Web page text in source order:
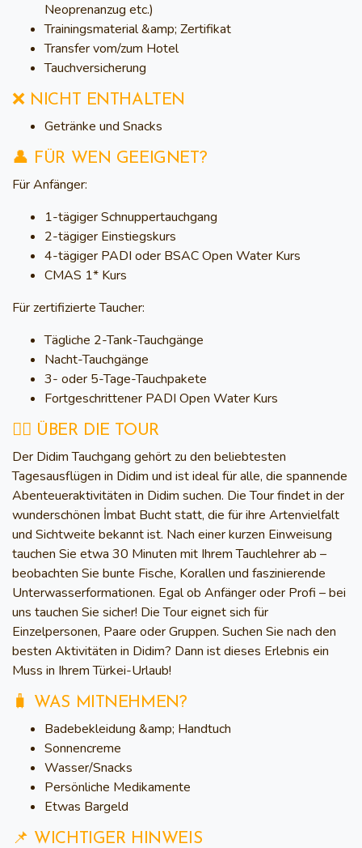
Neoprenanzug etc.)
Trainingsmaterial &amp; Zertifikat
Transfer vom/zum Hotel
Tauchversicherung
❌ NICHT ENTHALTEN
Getränke und Snacks
👤 FÜR WEN GEEIGNET?
Für Anfänger:
1-tägiger Schnuppertauchgang
2-tägiger Einstiegskurs
4-tägiger PADI oder BSAC Open Water Kurs
CMAS 1* Kurs
Für zertifizierte Taucher:
Tägliche 2-Tank-Tauchgänge
Nacht-Tauchgänge
3- oder 5-Tage-Tauchpakete
Fortgeschrittener PADI Open Water Kurs
🧜‍♂️ ÜBER DIE TOUR
Der Didim Tauchgang gehört zu den beliebtesten
Tagesausflügen in Didim und ist ideal für alle, die spannende
Abenteueraktivitäten in Didim suchen. Die Tour findet in der
wunderschönen İmbat Bucht statt, die für ihre Artenvielfalt
und Sichtweite bekannt ist. Nach einer kurzen Einweisung
tauchen Sie etwa 30 Minuten mit Ihrem Tauchlehrer ab –
beobachten Sie bunte Fische, Korallen und faszinierende
Unterwasserformationen. Egal ob Anfänger oder Profi – bei
uns tauchen Sie sicher! Die Tour eignet sich für
Einzelpersonen, Paare oder Gruppen. Suchen Sie nach den
besten Aktivitäten in Didim? Dann ist dieses Erlebnis ein
Muss in Ihrem Türkei-Urlaub!
🧳 WAS MITNEHMEN?
Badebekleidung &amp; Handtuch
Sonnencreme
Wasser/Snacks
Persönliche Medikamente
Etwas Bargeld
📌 WICHTIGER HINWEIS